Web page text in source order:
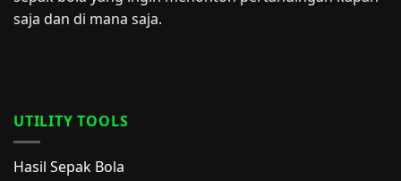
saja dan di mana saja.
UTILITY TOOLS
Hasil Sepak Bola